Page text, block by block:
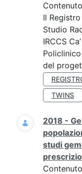
Il
Studio
IRCCS
del
TWINS
2018 -
studi